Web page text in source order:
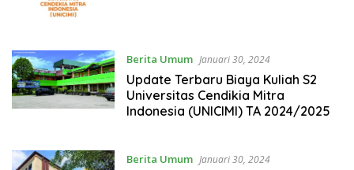
Berita Umum Januari 30, 2024
Update Terbaru Biaya Kuliah S2
Universitas Cendikia Mitra
Indonesia (UNICIMI) TA 2024/2025
Berita Umum Januari 30, 2024